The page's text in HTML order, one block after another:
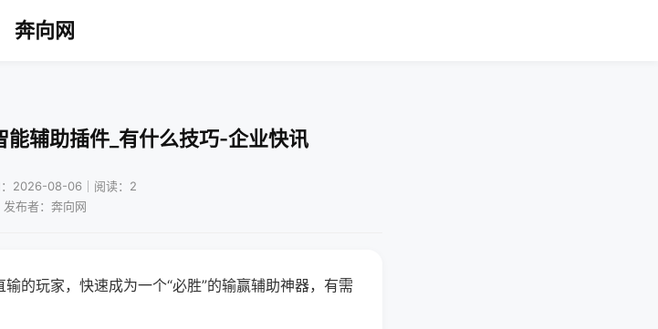
奔向网
辅助插件_有什么技巧-企业快讯
：2026-08-06｜阅读：2
发布者：奔向网
的玩家，快速成为一个“必胜”的输赢辅助神器，有需